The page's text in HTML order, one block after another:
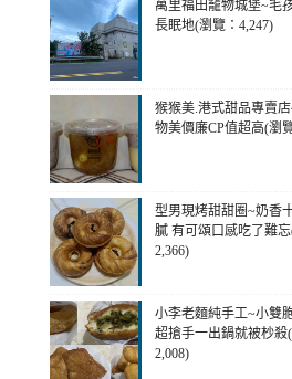
萬里福田竉物城堡~毛
長眠地(瀏覽：4,247)
猴猴美.港式甜品專賣
物美價廉CP值超高(瀏
型男現烤甜甜圈~奶香
膩 有可頌口感吃了難忘
2,366)
小李老麵純手工~小雙
超搶手一出鍋就被杪殺(
2,008)